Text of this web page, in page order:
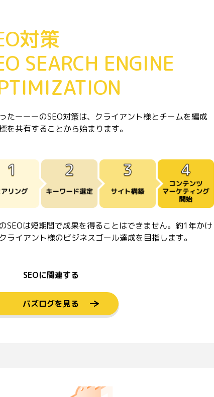
対策
SEARCH ENGINE
たーーーのSEO対策は、クライアント様とチームを編成
を共有することから始まります。
SEOは短期間で成果を得ることはできません。約1年かけ
ライアント様のビジネスゴール達成を目指します。
SEOに関連する
バズログを見る